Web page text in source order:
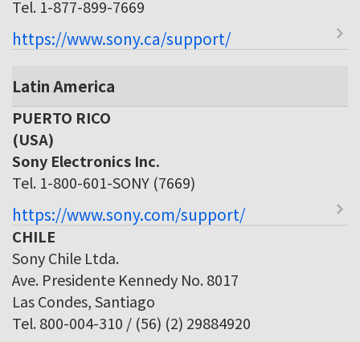
Tel. 1-877-899-7669
https://www.sony.ca/support/
Latin America
PUERTO RICO
(USA)
Sony Electronics Inc.
Tel. 1-800-601-SONY (7669)
https://www.sony.com/support/
CHILE
Sony Chile Ltda.
Ave. Presidente Kennedy No. 8017
Las Condes, Santiago
Tel. 800-004-310 / (56) (2) 29884920